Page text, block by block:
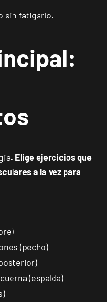
ENCUENTRA
CLUB
sin fatigarlo.
. Elige ejercicios que
a la vez para
(pecho)
(espalda)